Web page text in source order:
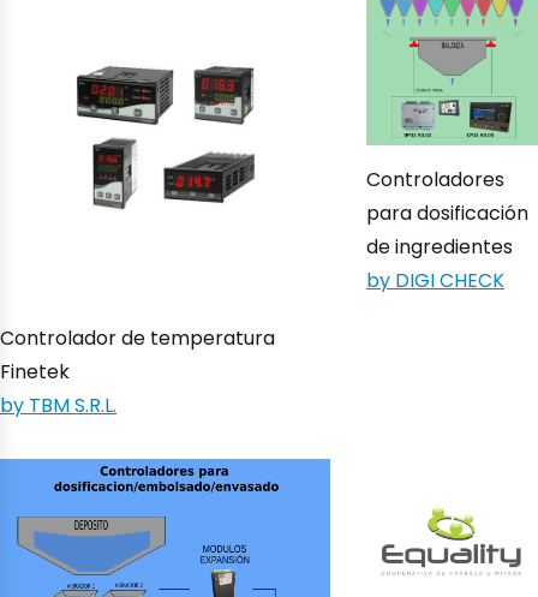
Controlador de temperatura
Finetek
by TBM S.R.L.
Controladores
para dosificación
de ingredientes
by DIGI CHECK